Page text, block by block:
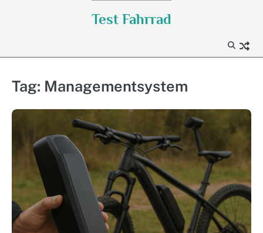
Test Fahrrad
Tag: Managementsystem